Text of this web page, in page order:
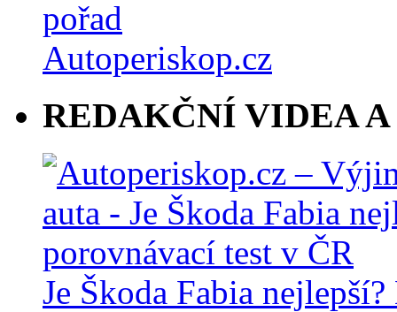
REDAKČNÍ VIDEA A
Je Škoda Fabia